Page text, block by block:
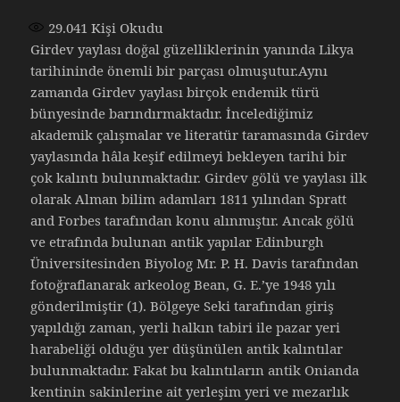
29.041 Kişi Okudu
Girdev yaylası doğal güzelliklerinin yanında Likya
tarihininde önemli bir parçası olmuşutur.Aynı
zamanda Girdev yaylası birçok endemik türü
bünyesinde barındırmaktadır. İncelediğimiz
akademik çalışmalar ve literatür taramasında Girdev
yaylasında hâla keşif edilmeyi bekleyen tarihi bir
çok kalıntı bulunmaktadır. Girdev gölü ve yaylası ilk
olarak Alman bilim adamları 1811 yılından Spratt
and Forbes tarafından konu alınmıştır. Ancak gölü
ve etrafında bulunan antik yapılar Edinburgh
Üniversitesinden Biyolog Mr. P. H. Davis tarafından
fotoğraflanarak arkeolog Bean, G. E.’ye 1948 yılı
gönderilmiştir (1). Bölgeye Seki tarafından giriş
yapıldığı zaman, yerli halkın tabiri ile pazar yeri
harabeliği olduğu yer düşünülen antik kalıntılar
bulunmaktadır. Fakat bu kalıntıların antik Onianda
kentinin sakinlerine ait yerleşim yeri ve mezarlık